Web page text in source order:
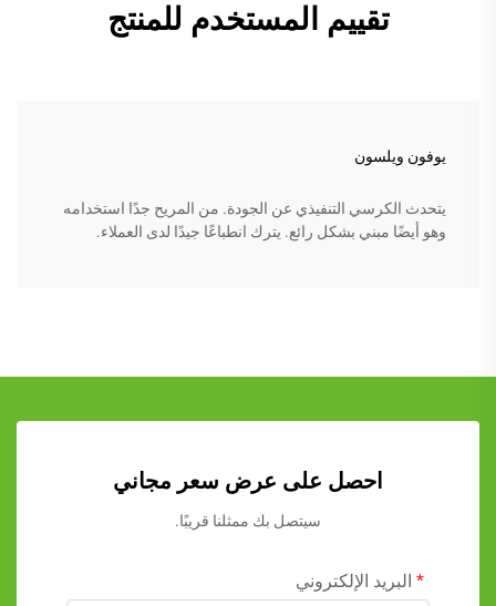
تقييم المستخدم للمنتج
يوفون ويلسون
يتحدث الكرسي التنفيذي عن الجودة. من المريح جدًا استخدامه
وهو أيضًا مبني بشكل رائع. يترك انطباعًا جيدًا لدى العملاء.
احصل على عرض سعر مجاني
سيتصل بك ممثلنا قريبًا.
البريد الإلكتروني